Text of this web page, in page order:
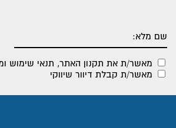
מאשר/ת את תקנון האתר, תנאי שימוש
מאשר/ת קבלת דיוור שיווקי